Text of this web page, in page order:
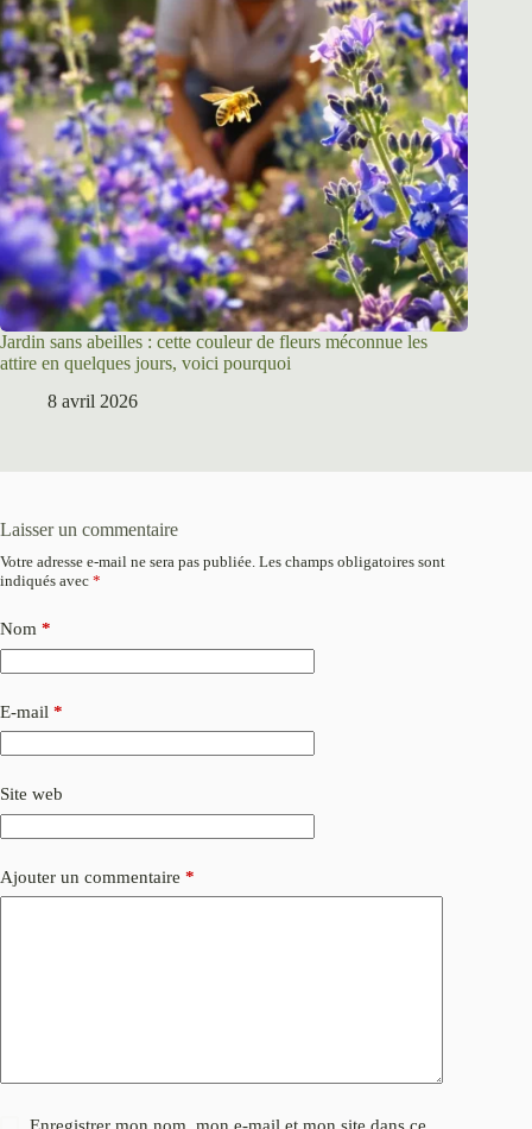
Jardin sans abeilles : cette couleur de fleurs méconnue les
attire en quelques jours, voici pourquoi
8 avril 2026
Laisser un commentaire
Votre adresse e-mail ne sera pas publiée. Les champs obligatoires sont
indiqués avec *
Nom *
E-mail *
Site web
Ajouter un commentaire *